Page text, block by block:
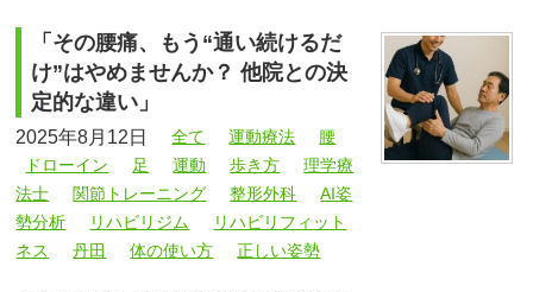
「その腰痛、もう“通い続けるだ
け”はやめませんか？ 他院との決
定的な違い」
2025年8月12日 全て 運動療法
腰
ドローイン
足 運動 歩き方
理学療
法士
関節トレーニング 整形外科
AI姿
勢分析
リハビリジム
リハビリフィット
ネス
丹田 体の使い方 正しい姿勢